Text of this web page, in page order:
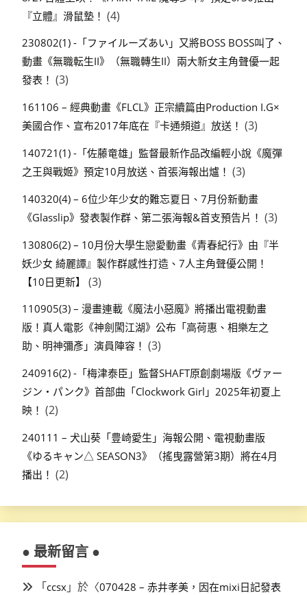
『立體』滑鼠墊！ (4)
230802(1) -「ファイルーズあい」又將BOSS BOSS叫了、
動畫《無職転生II》（無職轉生II）兩大新女主角聲優一起
發表！ (3)
161106 – 經典動畫《FLCL》正宗續篇由Production I.G×
美國合作、宣布2017年底在『卡通頻道』放送！ (3)
140721(1) -「佐藤竜雄」監督最新作品改編輕小說《魔彈
之王與戰姬》預定10月放送、首張海報出爐！ (3)
140320(4) – 6位少年少女的難忘夏日、7月份新動畫
《Glasslip》發表製作群、第二張海報&首支預告片！ (3)
130806(2) – 10月份大學生戀愛動畫《青春紀行》由『半
妖少女 綺麗譚』製作群感性打造、7人主角聲優公開！
【10日更新】
(3)
110905(3) – 漫畫連載《魔法小惡魔》將播出電視動畫
版！真人電影《神劍闖江湖》公布「高荷惠、相樂左之
助、明神彌彥」演員陣容！ (3)
240916(2) -「梅津泰臣」監督SHAFT原創劇場版《ヴァー
ジン・パンク》首部曲「Clockwork Girl」2025年初夏上
映！ (2)
240111 – 犬山葵「豊崎愛生」海報公開、電視動畫版
《ゆるキャン△ SEASON3》（搖曳露營第3期）將在4月
播出！ (2)
● 最新留言 ●
「ccsx 」於〈070428 – 赤井孝美，因在mixi日記發表